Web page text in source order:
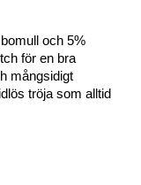
och 5%
för en bra
mångsidigt
tröja som alltid